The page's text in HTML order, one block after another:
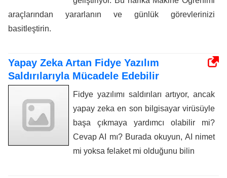
araçlarından yararlanın ve günlük görevlerinizi
basitleştirin.
Yapay Zeka Artan Fidye Yazılım
Saldırılarıyla Mücadele Edebilir
Fidye yazılımı saldırıları artıyor, ancak
yapay zeka en son bilgisayar virüsüyle
başa çıkmaya yardımcı olabilir mi?
Cevap AI mı? Burada okuyun, AI nimet
mi yoksa felaket mi olduğunu bilin